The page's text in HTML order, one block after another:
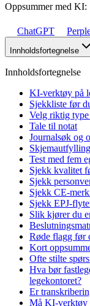
Oppsummer med KI:
ChatGPT
Innholdsfortegnelse
Innholdsfortegnelse
KI-verktøy på
Sjekkliste før
Velg riktig
Tale til notat
Journalsøk og
Test med fem
Sjekk kvalitet
Sjekk
Sjekk CE-
Sjekk EPJ-
Slik kjører du
Røde flagg før
Kort
Ofte stilte
Hva bør
legekontoret?
Er
Må KI-verktøy